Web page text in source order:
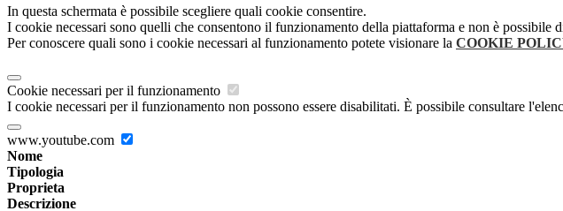
In questa schermata è possibile scegliere quali cookie consentire.
I cookie necessari sono quelli che consentono il funzionamento della piattaforma e non è possibile
Per conoscere quali sono i cookie necessari al funzionamento potete visionare la COOKIE
Cookie necessari per il funzionamento
I cookie necessari per il funzionamento non possono essere disabilitati. È possibile consultare
www.youtube.com
Nome
Tipologia
Proprieta
Descrizione